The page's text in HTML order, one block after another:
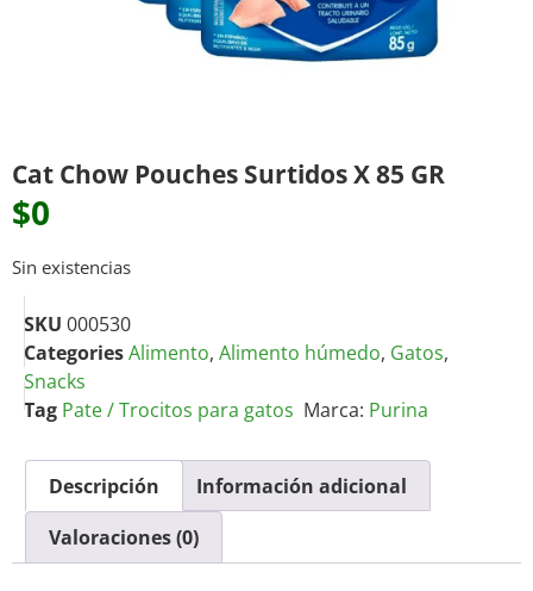
Cat Chow Pouches Surtidos X 85 GR
$0
Sin existencias
SKU 000530
CategoriesAlimento, Alimento húmedo, Gatos,
Snacks
Tag Pate / Trocitos para gatos Marca: Purina
Descripción
Información adicional
Valoraciones (0)